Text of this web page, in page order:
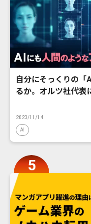
自分にそっくりの「
るか。オルツ社代表
2023/11/14
AI